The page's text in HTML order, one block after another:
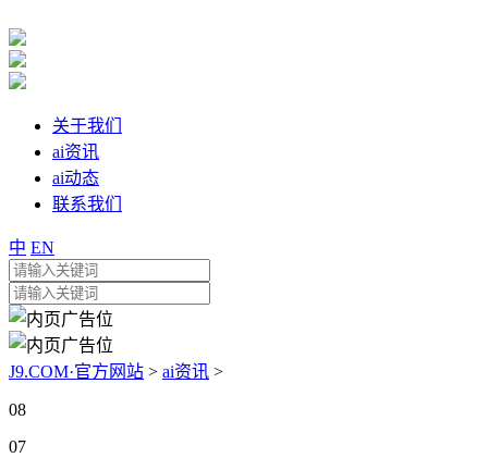
关于我们
ai资讯
ai动态
联系我们
中 EN
J9.COM·官方网站 > ai资讯 >
08
07